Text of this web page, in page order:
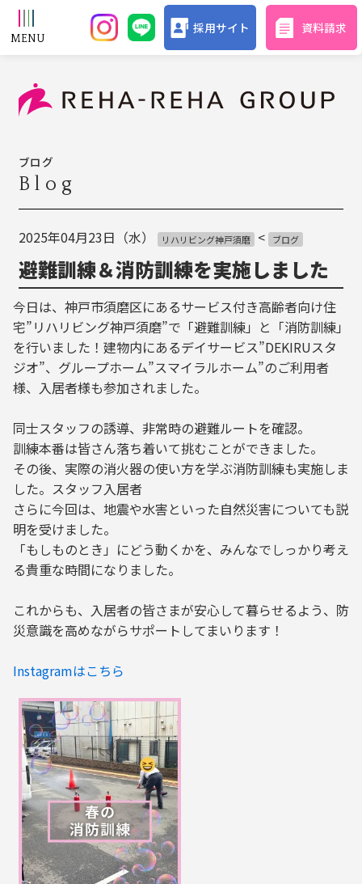
採用サイト 資料請求
ブログ
Blog
2025年04月23日（水） リハリビング神戸須磨 < ブログ
避難訓練＆消防訓練を実施しました
今日は、神戸市須磨区にあるサービス付き高齢者向け住
宅”リハリビング神戸須磨”で「避難訓練」と「消防訓練」
を行いました！建物内にあるデイサービス”DEKIRUスタ
ジオ”、グループホーム”スマイラルホーム”のご利用者
様、入居者様も参加されました。
同士スタッフの誘導、非常時の避難ルートを確認。
訓練本番は皆さん落ち着いて挑むことができました。
その後、実際の消火器の使い方を学ぶ消防訓練も実施しま
した。スタッフ入居者
さらに今回は、地震や水害といった自然災害についても説
明を受けました。
「もしものとき」にどう動くかを、みんなでしっかり考え
る貴重な時間になりました。
これからも、入居者の皆さまが安心して暮らせるよう、防
災意識を高めながらサポートしてまいります！
Instagramはこちら